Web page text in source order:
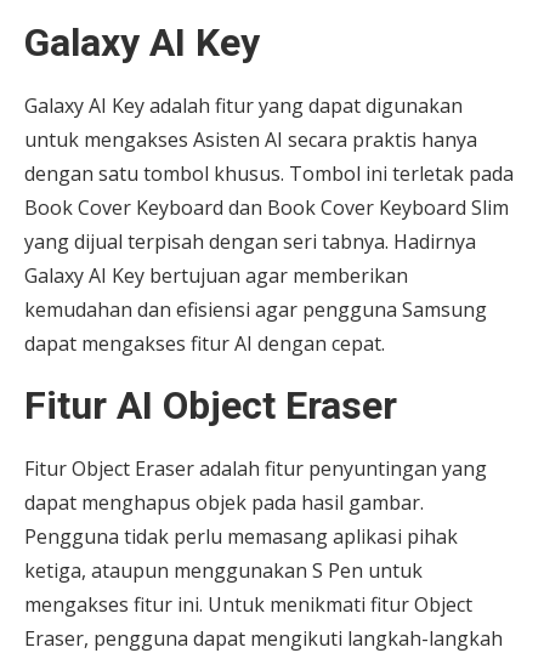
Galaxy AI Key
Galaxy AI Key adalah fitur yang dapat digunakan
untuk mengakses Asisten AI secara praktis hanya
dengan satu tombol khusus. Tombol ini terletak pada
Book Cover Keyboard dan Book Cover Keyboard Slim
yang dijual terpisah dengan seri tabnya. Hadirnya
Galaxy AI Key bertujuan agar memberikan
kemudahan dan efisiensi agar pengguna Samsung
dapat mengakses fitur AI dengan cepat.
Fitur AI Object Eraser
Fitur Object Eraser adalah fitur penyuntingan yang
dapat menghapus objek pada hasil gambar.
Pengguna tidak perlu memasang aplikasi pihak
ketiga, ataupun menggunakan S Pen untuk
mengakses fitur ini. Untuk menikmati fitur Object
Eraser, pengguna dapat mengikuti langkah-langkah